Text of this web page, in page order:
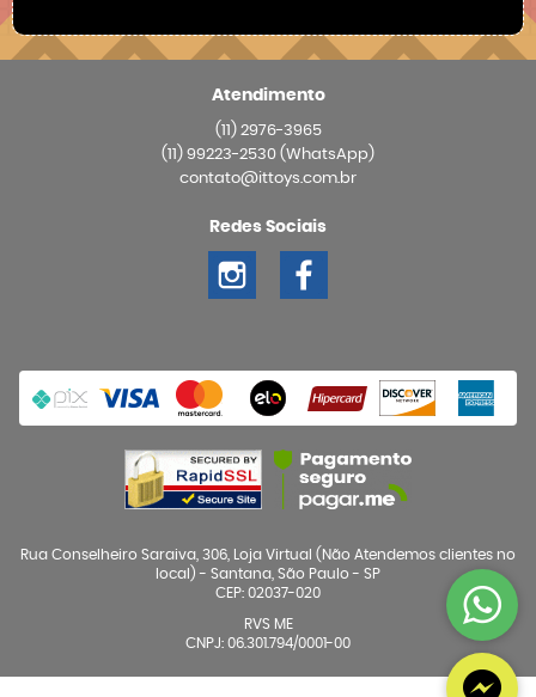
Atendimento
(11)2976-3965
(11) 99223-2530 (WhatsApp)
contato@ittoys.com.br
Redes Sociais
Rua Conselheiro Saraiva, 306, Loja Virtual (Não Atendemos clientes no
local) - Santana, São Paulo - SP
CEP: 02037-020
RVS ME
CNPJ: 06.301.794/0001-00